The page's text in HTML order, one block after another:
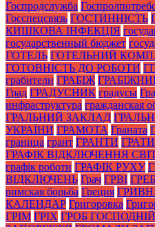
Госпродслужба
Госспецсвязь ГОСТИННІСТЬ
КИШКОВА ІНФЕКЦІЯ
государственный бюджет
ГОТЕЛЬ ГОТЕЛЬНИЙ
ГОТОВНІСТЬ ДО РОБОТИ
грабители ГРАБІЖ
Град ГРАДУСНИК градусы
инфраструктура гражданская
ГРАЛЬНИЙ ЗАКЛАД
УКРАЇНИ ГРАМОТА Граната
граница грант ГРАНТИ ГРАТИ
ГРАФІК ВІДКЛЮЧЕННЯ
графік роботи ГРАФІК РУХУ
ВІДКЛЮЧЕНЬ Грач ГРВІ
римская борьба Греция
КАЛЕНДАР Григоровка
ГРІМ ГРІХ ГРОБ ГОСПОДНІЙ